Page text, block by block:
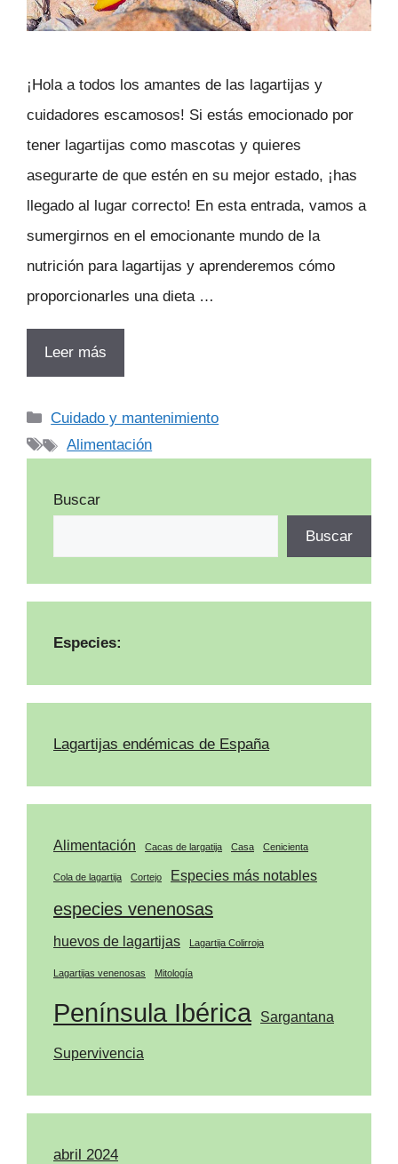
¡Hola a todos los amantes de las lagartijas y
cuidadores escamosos! Si estás emocionado por
tener lagartijas como mascotas y quieres
asegurarte de que estén en su mejor estado, ¡has
llegado al lugar correcto! En esta entrada, vamos a
sumergirnos en el emocionante mundo de la
nutrición para lagartijas y aprenderemos cómo
proporcionarles una dieta …
Leer más
Categorías
Cuidado y mantenimiento
Etiquetas
Alimentación
Buscar
Buscar
Especies:
Lagartijas endémicas de España
Alimentación Cacas de largatija Casa Cenicienta
Cola de lagartija Cortejo Especies más notables
especies venenosas
huevos de lagartijas Lagartija Colirroja
Lagartijas venenosas Mitología
Península Ibérica Sargantana
Supervivencia
abril 2024